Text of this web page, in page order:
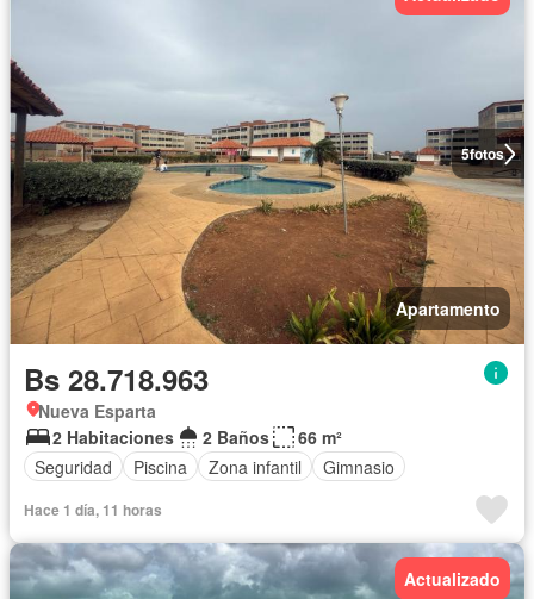
5fotos
Apartamento
Bs 28.718.963
Nueva Esparta
2 Habitaciones
2 Baños
66 m²
Seguridad
Piscina Zona infantil Gimnasio
Hace 1 día, 11 horas
Actualizado